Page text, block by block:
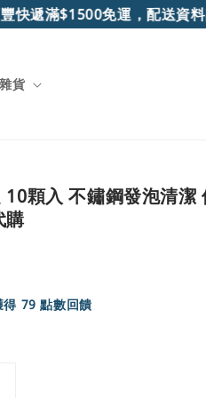
遞滿$1500免運，配送資料
貨
顆入 不鏽鋼發泡清潔
購
79 點數回饋